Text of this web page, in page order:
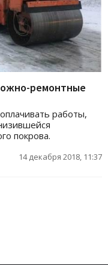
ремонтные
работы,
покрова.
14 декабря 2018, 11:37